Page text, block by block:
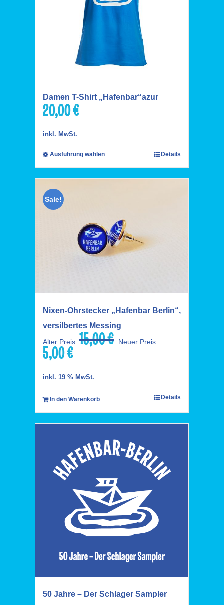
Damen T-Shirt „Hafenbar“azur
20,00€
inkl. MwSt.
Ausführung wählen Details
Sale!
Nixen-Ohrstecker „Hafenbar Berlin“,
versilbertes Messing
Alter Preis: 15,00€
Ursprünglicher
Neuer Preis:
5,00€Aktueller
ist:
inkl. 19 % MwSt.
In den Warenkorb Details
50 Jahre – Der Schlager Sampler